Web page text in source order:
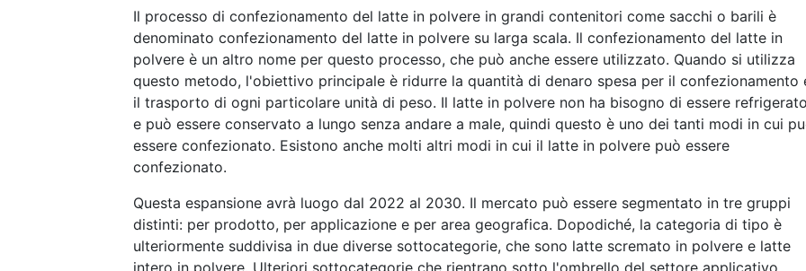
Il processo di confezionamento del latte in polvere in grandi contenitori come sacchi o barili è
denominato confezionamento del latte in polvere su larga scala. Il confezionamento del latte in
polvere è un altro nome per questo processo, che può anche essere utilizzato. Quando si utilizza
questo metodo, l'obiettivo principale è ridurre la quantità di denaro spesa per il confezionamento
il trasporto di ogni particolare unità di peso. Il latte in polvere non ha bisogno di essere
e può essere conservato a lungo senza andare a male, quindi questo è uno dei tanti modi in cui
essere confezionato. Esistono anche molti altri modi in cui il latte in polvere può essere
confezionato.
Questa espansione avrà luogo dal 2022 al 2030. Il mercato può essere segmentato in tre gruppi
distinti: per prodotto, per applicazione e per area geografica. Dopodiché, la categoria di tipo è
ulteriormente suddivisa in due diverse sottocategorie, che sono latte scremato in polvere e latte
intero in polvere. Ulteriori sottocategorie che rientrano sotto l'ombrello del settore applicativo